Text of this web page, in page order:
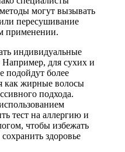
могут вызывать
пересушивание
применении.
индивидуальные
для сухих и
подойдут более
как жирные волосы
подхода.
тест на аллергию и
чтобы избежать
здоровье